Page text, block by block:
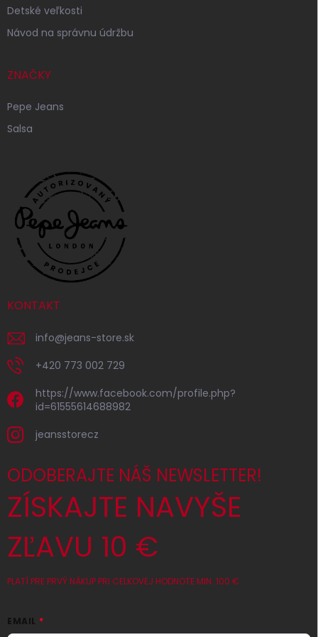
Detské veľkosti
Návod na správnu údržbu
ZNAČKY
Pepe Jeans
Salsa
KONTAKT
info@jeans-store.sk
+420 773 002 729
https://www.facebook.com/profile.php?
id=61555614688982
jeansstorecz
ODOBERAJTE NÁŠ NEWSLETTER!
ZÍSKAJTE NAVYŠE
ZĽAVU 10 €
PLATÍ PRE PRVÝ NÁKUP PRI CELKOVEJ HODNOTE MIN. 100 €
EMAIL